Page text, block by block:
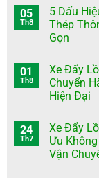
05
Th8
5 Dấu
Thép
Gọn
01
Th8
Xe Đẩy
Chuyển
Hiện Đại
24
Th7
Xe Đẩy
Ưu
Vận